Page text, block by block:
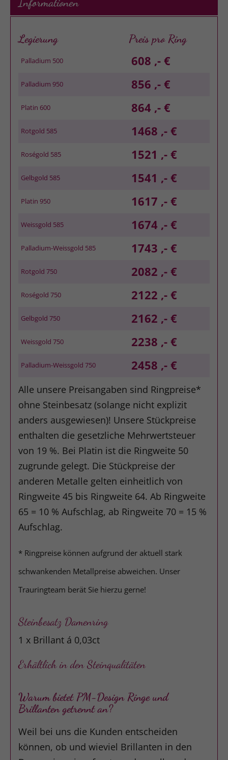
Legierung Preis pro Ring
Palladium 500 608 ,- €
Palladium 950 856 ,- €
Platin 600 864 ,- €
Rotgold 585 1468 ,- €
Roségold 585 1521 ,- €
Gelbgold 585 1541 ,- €
Platin 950 1617 ,- €
Weissgold 585 1674 ,- €
Palladium-Weissgold 585 1743 ,- €
Rotgold 750 2082 ,- €
Roségold 750 2122 ,- €
Gelbgold 750 2162 ,- €
Weissgold 750 2238 ,- €
Palladium-Weissgold 750 2458 ,- €
Alle unsere Preisangaben sind Ringpreise*
ohne Steinbesatz (solange nicht explizit
anders ausgewiesen)! Unsere Stückpreise
enthalten die gesetzliche Mehrwertsteuer
von 19 %. Bei Platin ist die Ringweite 50
zugrunde gelegt. Die Stückpreise der
anderen Metalle gelten einheitlich von
Ringweite 45 bis Ringweite 64. Ab Ringweite
65 = 10 % Aufschlag, ab Ringweite 70 = 15 %
Aufschlag.
* Ringpreise können aufgrund der aktuell stark
schwankenden Metallpreise abweichen. Unser
Trauringteam berät Sie hierzu gerne!
Steinbesatz Damenring
1 x Brillant á 0,03ct
Erhältlich in den Steinqualitäten
Warum bietet PM-Design Ringe und
Brillanten getrennt an?
Weil bei uns die Kunden entscheiden
können, ob und wieviel Brillanten in den